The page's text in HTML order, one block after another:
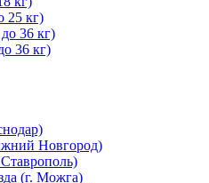
25 кг)
36 кг)
36 кг)
Новгород)
(г. Можга)